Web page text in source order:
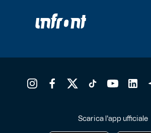
Scarica l'app ufficiale